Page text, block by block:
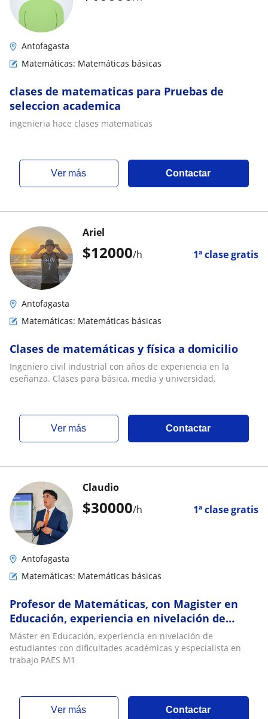
Antofagasta
Matemáticas: Matemáticas básicas
clases de matematicas para Pruebas de
seleccion academica
ingenieria hace clases matematicas
ver más Contactar
$12000/h 1ª clase gratis
Ariel
Antofagasta
Matemáticas: Matemáticas básicas
Clases de matemáticas y física a domicilio
Ingeniero civil industrial con años de experiencia en la
eseñanza. Clases para básica, media y universidad.
ver más Contactar
$30000/h 1ª clase gratis
Claudio
Antofagasta
Matemáticas: Matemáticas básicas
Profesor de Matemáticas, con Magister en
Educación, experiencia en nivelación de
estudiantes con dificultades especialista
PAES
Máster en Educación, experiencia en nivelación de
estudiantes con dificultades académicas y especialista en
trabajo PAES M1
ver más Contactar